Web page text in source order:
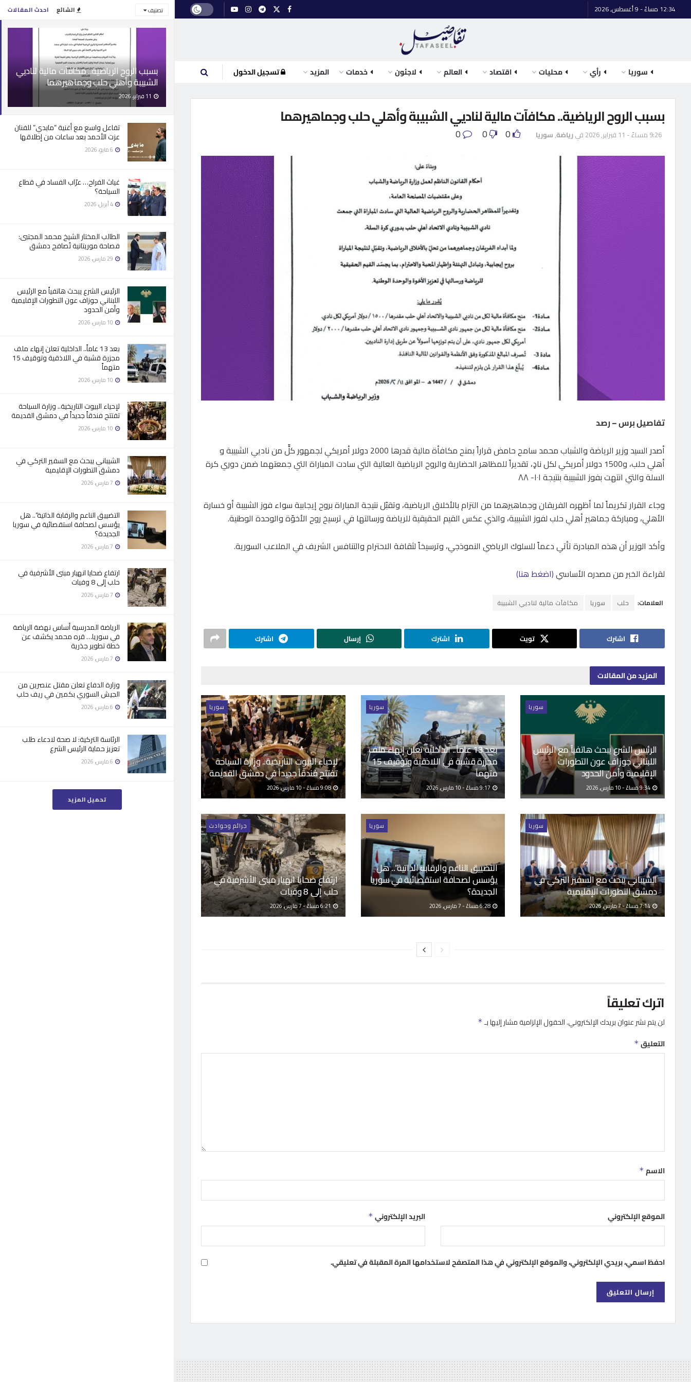
احدث المقالات الشائع تصنيف
بسبب الروح الرياضية.. مكافآت مالية لناديي
الشبيبة وأهلي حلب وجماهيرهما
تفاعل واسع مع أغنية “مابدي” للفنان
عزت الأحمد بعد ساعات من إطلاقها
غياث الفراح… عرّاب الفساد في قطاع
السياحة؟
الطالب المختار الشيخ محمد المجتبى:
فصاحة موريتانية تُصافح دمشق
الرئيس الشرع يبحث هاتفياً مع الرئيس
اللبناني جوزاف عون التطورات الإقليمية
وأمن الحدود
بعد 13 عاماً.. الداخلية تعلن إنهاء ملف
مجزرة قشبة في اللاذقية وتوقيف 15
متهماً
لإحياء البيوت التاريخية.. وزارة السياحة
تفتتح فندقاً جديداً في دمشق القديمة
الشيباني يبحث مع السفير التركي في
دمشق التطورات الإقليمية
التضييق الناعم والرقابة الذاتية”.. هل
يؤسس لصحافة استقصائية في سوريا
الجديدة؟
ارتفاع ضحايا انهيار مبنى الأشرفية في
حلب إلى 8 وفيات
الرياضة المدرسية أساس نهضة الرياضة
في سوريا… قره محمد يكشف عن
خطة تطوير جذرية
وزارة الدفاع تعلن مقتل عنصرين من
الجيش السوري بكمين في ريف حلب
الرئاسة التركية: لا صحة لادعاء طلب
تعزيز حماية الرئيس الشرع
تحميل المزيد
12:34 مساءً - 9 أغسطس, 2026
سوريا رأي محليات اقتصاد العالم لاجئون خدمات المزيد تسجيل الدخول
بسبب الروح الرياضية.. مكافآت مالية لناديي الشبيبة وأهلي حلب وجماهيرهما
9:26 مساءً - 11 فبراير, 2026 فيرياضة,سوريا 0
0
تفاصيل برس – رصد
أصدر السيد وزير الرياضة والشباب محمد سامح حامض قراراً بمنح مكافأة مالية قدرها 2000 دولار أمريكي لجمهور كلٍّ من ناديي الشبيبة و
أهلي حلب، و1500 دولار أمريكي لكل نادٍ، تقديراً للمظاهر الحضارية والروح الرياضية العالية التي سادت المباراة التي جمعتهما ضمن دوري كرة
السلة والتي انتهت بفوز الشبيبة بنتيجة ١٠١- ٨٨
وجاء القرار تكريماً لما أظهره الفريقان وجماهيرهما من التزام بالأخلاق الرياضية، وتقبّل نتيجة المباراة بروح إيجابية سواء فوز الشبيبة أو خسارة
الأهلي، ومباركة جماهير أهلي حلب لفوز الشبيبة، والذي عكس القيم الحقيقية للرياضة ورسالتها في ترسيخ روح الأخوّة والوحدة الوطنية.
وأكد الوزير أن هذه المبادرة تأتي دعماً للسلوك الرياضي النموذجي، وترسيخاً لثقافة الاحترام والتنافس الشريف في الملاعب السورية.
لقراءة الخبر من مصدره الأساسي(اضغط هنا)
العلامات: حلب سوريا مكافآت مالية لناديي الشبيبة
اشترك تويت اشترك إرسال اشترك
المزيدمن المقالات
سوريا
الرئيس الشرع يبحث هاتفياً مع الرئيس
اللبناني جوزاف عون التطورات
الإقليمية وأمن الحدود
سوريا
بعد 13 عاماً.. الداخلية تعلن إنهاء ملف
مجزرة قشبة في اللاذقية وتوقيف 15
متهماً
9:17 مساءً - 10 مارس, 2026
سوريا
لإحياء البيوت التاريخية.. وزارة السياحة
تفتتح فندقاً جديداً في دمشق القديمة
9:08 مساءً - 10 مارس, 2026
سوريا
الشيباني يبحث مع السفير التركي في
دمشق التطورات الإقليمية
7:14 مساءً - 7 مارس, 2026
سوريا
التضييق الناعم والرقابة الذاتية”.. هل
يؤسس لصحافة استقصائية في سوريا
الجديدة؟
جرائم وحوادث
ارتفاع ضحايا انهيار مبنى الأشرفية في
حلب إلى 8 وفيات
اترك تعليقاً
لن يتم نشر عنوان بريدك الإلكتروني.الحقول الإلزامية مشار إليها بـ *
التعليق *
الاسم *
البريد الإلكتروني * الموقع الإلكتروني
احفظ اسمي، بريدي الإلكتروني، والموقع الإلكتروني في هذا المتصفح لاستخدامها المرة المقبلة في تعليقي.